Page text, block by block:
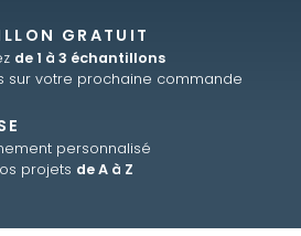
GRATUIT
de 1 à 3 échantillons
sur votre prochaine commande
personnalisé
projets de A à Z